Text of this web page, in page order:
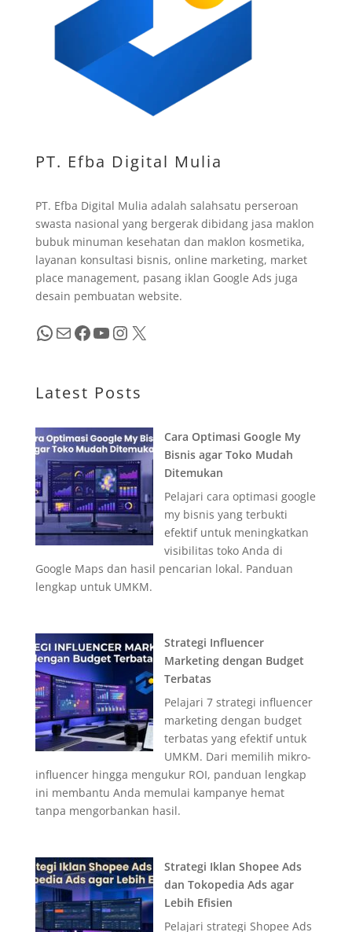
PT. Efba Digital Mulia
PT. Efba Digital Mulia adalah salahsatu perseroan
swasta nasional yang bergerak dibidang jasa maklon
bubuk minuman kesehatan dan maklon kosmetika,
layanan konsultasi bisnis, online marketing, market
place management, pasang iklan Google Ads juga
desain pembuatan website.
WhatsApp Mail Facebook YouTube InstagramX
Latest Posts
Cara Optimasi Google My
Bisnis agar Toko Mudah
Ditemukan
Pelajari cara optimasi google
my bisnis yang terbukti
efektif untuk meningkatkan
visibilitas toko Anda di
Google Maps dan hasil pencarian lokal. Panduan
lengkap untuk UMKM.
Strategi Influencer
Marketing dengan Budget
Terbatas
Pelajari 7 strategi influencer
marketing dengan budget
terbatas yang efektif untuk
UMKM. Dari memilih mikro-
influencer hingga mengukur ROI, panduan lengkap
ini membantu Anda memulai kampanye hemat
tanpa mengorbankan hasil.
Strategi Iklan Shopee Ads
dan Tokopedia Ads agar
Lebih Efisien
Pelajari strategi Shopee Ads